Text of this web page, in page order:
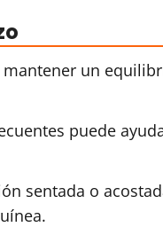
mantener un
puede
sentada o